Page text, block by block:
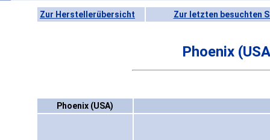
Zur Herstellerübersicht Zur letzten besuchten
Phoenix
Phoenix (USA)